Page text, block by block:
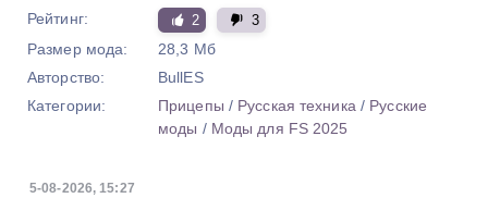
Рейтинг: 2 3
Размер мода:
28,3 Мб
Авторство:
BullES
Категории:
Прицепы / Русская техника/ Русские
моды / Моды для FS 2025
5-08-2026, 15:27